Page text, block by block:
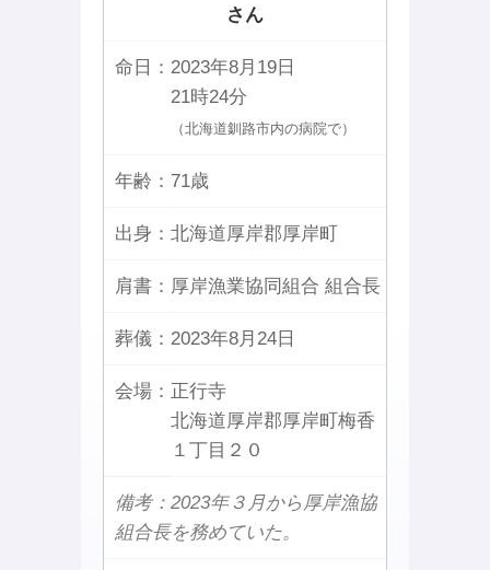
さん
命日： 2023年8月19日
21時24分
（北海道釧路市内の病院で）
年齢： 71歳
出身： 北海道厚岸郡厚岸町
肩書： 厚岸漁業協同組合 組合長
葬儀： 2023年8月24日
会場： 正行寺
北海道厚岸郡厚岸町梅香
１丁目２０
備考：2023年３月から厚岸漁協
組合長を務めていた。